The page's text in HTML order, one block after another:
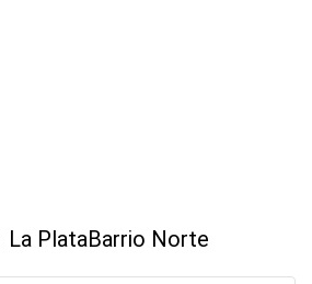
La PlataBarrio Norte